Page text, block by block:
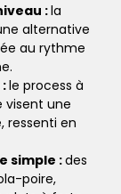
:la
alternative
au rythme
le process à
visent une
ressenti en
simple :des
poire,